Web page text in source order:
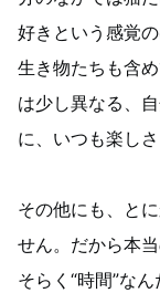
好きという感覚
生き物たちも含
は少し異なる、
に、いつも楽し
その他にも、と
せん。だから本
そらく“時間”な